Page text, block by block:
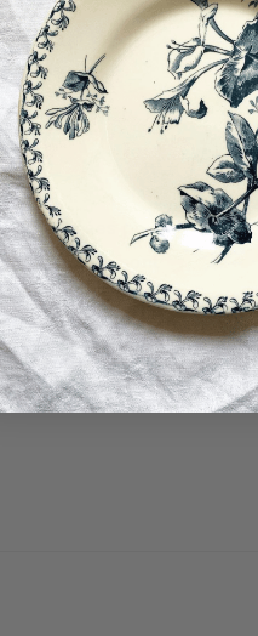
pour
défauts sont
en a. Malgré tout,
vies et
temps peuvent